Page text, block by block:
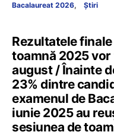
Bacalaureat 2026 Știri
Rezultatele
toamnă 2025
august / Înainte
23% dintre
examenul de
iunie 2025 au
sesiunea de